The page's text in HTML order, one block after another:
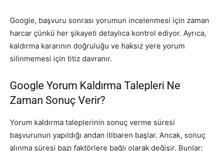
Google, başvuru sonrası yorumun incelenmesi için zaman
harcar çünkü her şikayeti detaylıca kontrol ediyor. Ayrıca,
kaldırma kararının doğruluğu ve haksız yere yorum
silinmemesi için titiz davranır.
Google Yorum Kaldırma Talepleri Ne
Zaman Sonuç Verir?
Yorum kaldırma taleplerinin sonuç verme süresi
başvurunun yapıldığı andan itibaren başlar. Ancak, sonuç
alınma süresi bazı faktörlere bağlı olarak değişir. Bunlar: